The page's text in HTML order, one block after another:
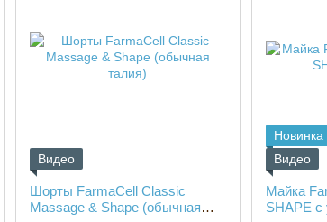
Видео
Шорты FarmaCell Classic
Massage & Shape (обычная
Новинка
Видео
Майка
SHAPE с